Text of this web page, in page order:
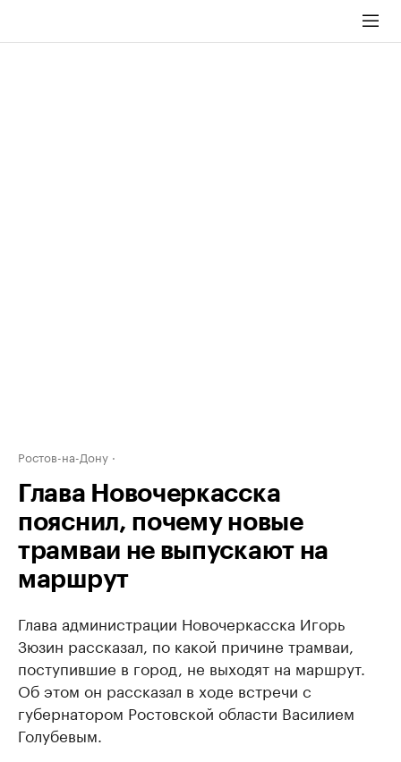
Ростов-на-Дону
Глава Новочеркасска
пояснил, почему новые
трамваи не выпускают на
маршрут
Глава администрации Новочеркасска Игорь
Зюзин рассказал, по какой причине трамваи,
поступившие в город, не выходят на маршрут.
Об этом он рассказал в ходе встречи с
губернатором Ростовской области Василием
Голубевым.